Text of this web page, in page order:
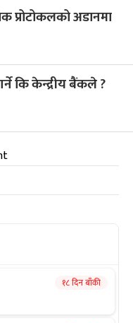
अडानमा
कि केन्द्रीय बैंकले ?
१८ दिन बाँकी